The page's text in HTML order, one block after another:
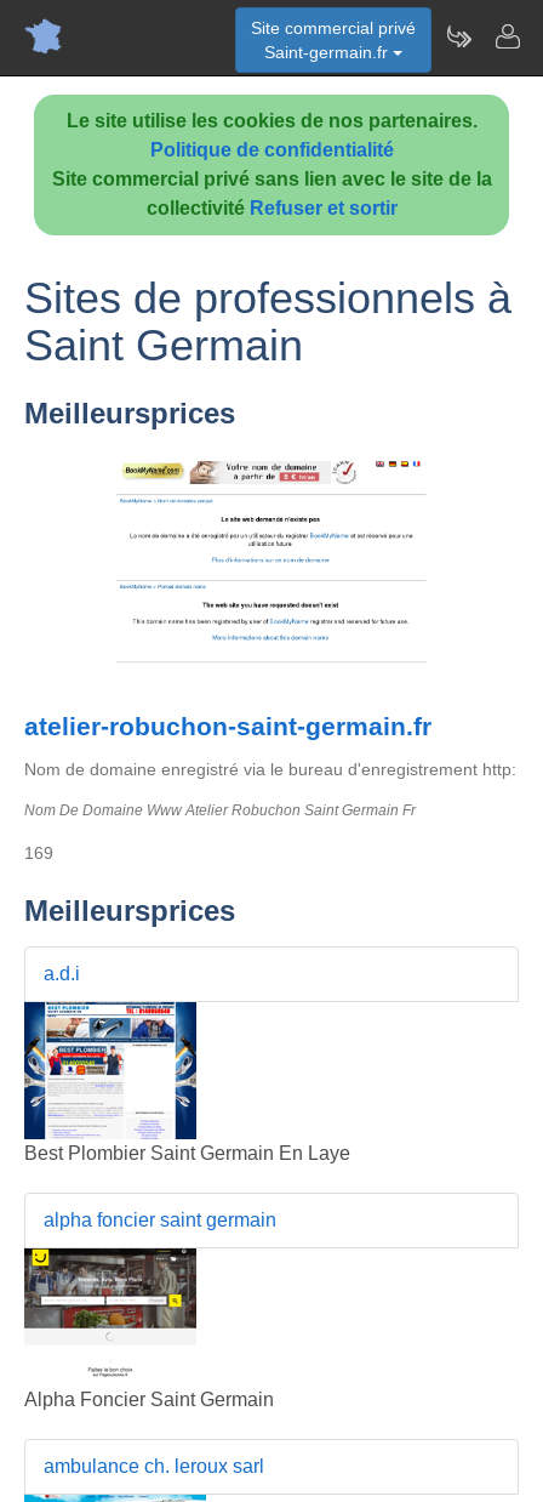
Le site utilise les cookies de nos partenaires.
Politique de confidentialité
Site commercial privé sans lien avec le site de la
collectivité Refuser et sortir
Site commercial privé
Saint-germain.fr
Sites de professionnels à
Saint Germain
Meilleursprices
atelier-robuchon-saint-germain.fr
Nom de domaine enregistré via le bureau d'enregistrement http:
Nom De Domaine Www Atelier Robuchon Saint Germain Fr
169
Meilleursprices
a.d.i
Best Plombier Saint Germain En Laye
alpha foncier saint germain
Alpha Foncier Saint Germain
ambulance ch. leroux sarl